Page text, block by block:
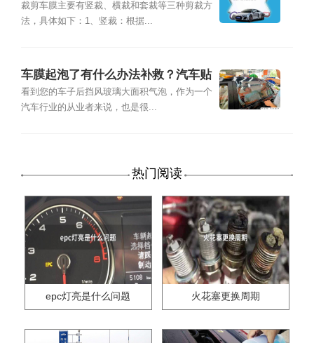
裁剪车膜主要有竖裁、横裁和套裁等三种剪裁方
法，具体如下：1、竖裁：根据...
车膜起泡了有什么办法补救？汽车贴
膜起气泡了怎么办
看到您的车子后挡风玻璃大面积气泡，作为一个
汽车行业的从业者来说，也是很...
热门阅读
epc灯亮是什么问题 火花塞更换周期